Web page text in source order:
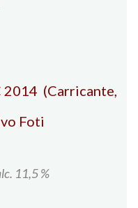
2014 (Carricante,
Foti
11,5 %